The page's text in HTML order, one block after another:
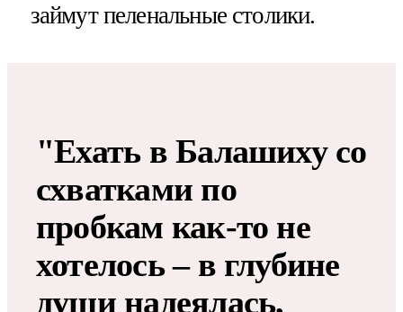
займут пеленальные столики.
"Ехать в Балашиху со
схватками по
пробкам как-то не
хотелось – в глубине
души надеялась,